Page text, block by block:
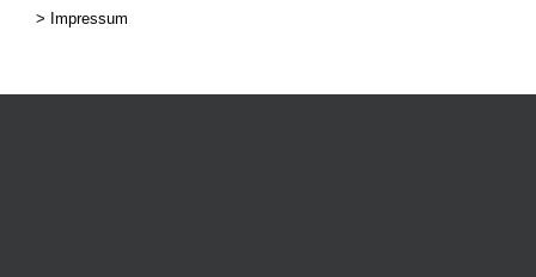
> Impressum